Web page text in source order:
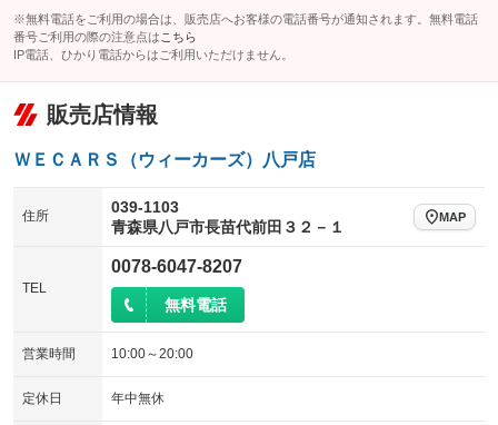
※無料電話をご利用の場合は、販売店へお客様の電話番号が通知されます。無料電話
番号ご利用の際の注意点は こちら
IP電話、ひかり電話からはご利用いただけません。
販売店情報
ＷＥＣＡＲＳ（ウィーカーズ）八戸店
住所
039-1103
青森県八戸市長苗代前田３２－１
MAP
TEL
0078-6047-8207
無料電話
営業時間 10:00～20:00
定休日 年中無休